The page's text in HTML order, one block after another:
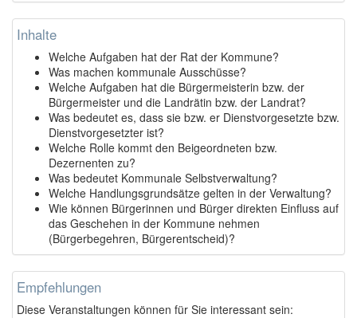
Inhalte
Welche Aufgaben hat der Rat der Kommune?
Was machen kommunale Ausschüsse?
Welche Aufgaben hat die Bürgermeisterin bzw. der
Bürgermeister und die Landrätin bzw. der Landrat?
Was bedeutet es, dass sie bzw. er Dienstvorgesetzte bzw.
Dienstvorgesetzter ist?
Welche Rolle kommt den Beigeordneten bzw.
Dezernenten zu?
Was bedeutet Kommunale Selbstverwaltung?
Welche Handlungsgrundsätze gelten in der Verwaltung?
Wie können Bürgerinnen und Bürger direkten Einfluss auf
das Geschehen in der Kommune nehmen
(Bürgerbegehren, Bürgerentscheid)?
Empfehlungen
Diese Veranstaltungen können für Sie interessant sein: